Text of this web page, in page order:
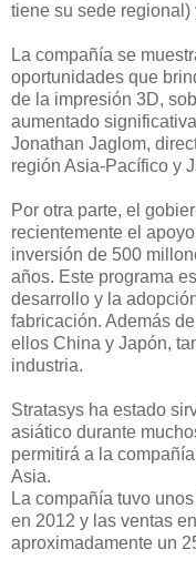
tiene su sede
La compañía se
oportunidades que
de la impresión 3D,
aumentado
Jonathan Jaglom,
región Asia-Pacífico y
Por otra parte, el
recientemente el
inversión de 500
años. Este programa
desarrollo y la
fabricación. Además
ellos China y Japón,
industria.
Stratasys ha estado
asiático durante
permitirá a la
Asia.
La compañía tuvo
en 2012 y las ventas
aproximadamente un